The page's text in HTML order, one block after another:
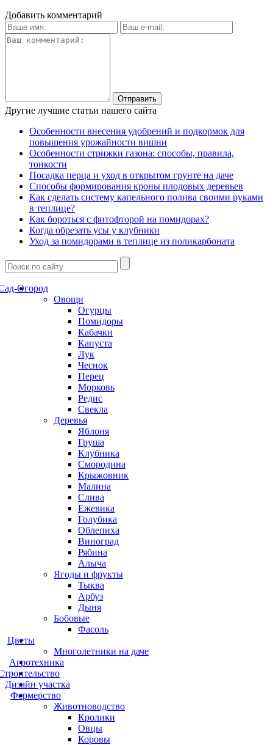
Добавить комментарий
Другие лучшие статьи нашего сайта
Особенности внесения удобрений и подкормок для
повышения урожайности вишни
Особенности стрижки газона: способы, правила,
тонкости
Посадка перца и уход в открытом грунте на даче
Способы формирования кроны плодовых деревьев
Как сделать систему капельного полива своими руками
в теплице?
Как бороться с фитофторой на помидорах?
Когда обрезать усы у клубники
Уход за помидорами в теплице из поликарбоната
Огород
Овощи
Огурцы
Помидоры
Кабачки
Капуста
Лук
Чеснок
Перец
Морковь
Редис
Свекла
Деревья
Яблоня
Груша
Клубника
Смородина
Крыжовник
Малина
Слива
Ежевика
Голубика
Облепиха
Виноград
Рябина
Алыча
Ягоды и фрукты
Тыква
Арбуз
Дыня
Бобовые
Фасоль
Цветы
Многолетники на даче
Агротехника
Дизайн участка
Фермерство
Животноводство
Кролики
Овцы
Коровы